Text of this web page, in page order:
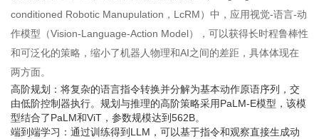
conditioned Robotic Manupulation，LcRM）中，应用视觉-语言-动
作模型（Vision-Language-Action Model），可以获得长时程鲁棒性
和可泛化的策略，缩小了机器人物理和AI之间的差距，具体体现在
两方面。
高阶规划：将复杂的语言指令转换并分解为基本动作原语序列，交
由低阶控制器执行。规划与推理的高阶策略采用PaLM-E模型，该模
型结合了PaLM和ViT，参数规模达到562B。
端到端学习：通过训练得到LLM，可以基于指令和观察直接生成动